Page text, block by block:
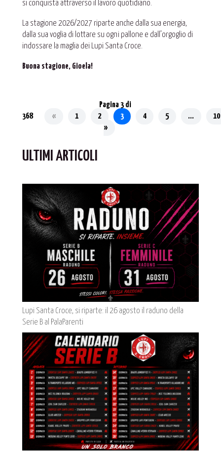
si conquista attraverso il lavoro quotidiano.
La stagione 2026/2027 riparte anche dalla sua energia,
dalla sua voglia di lottare su ogni pallone e dall’orgoglio di
indossare la maglia dei Lupi Santa Croce.
Buona stagione, Gioela!
Pagina 3 di
368
« 1 2 3 4 5 ...
10
»
ULTIMI ARTICOLI
Lupi Santa Croce, si riparte: il 26 agosto il raduno della
Serie B al PalaParenti